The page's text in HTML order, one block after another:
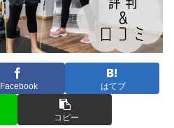
Facebook はてブ
コピー